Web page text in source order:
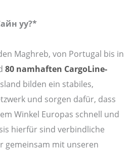
уу?*
Maghreb, von Portugal bis in
80 namhaften CargoLine-
bilden ein stabiles,
und sorgen dafür, dass
Winkel Europas schnell und
hierfür sind verbindliche
gemeinsam mit unseren